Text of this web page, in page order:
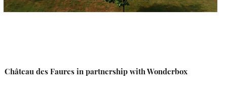
Château des Faures in partnership with Wonderbox